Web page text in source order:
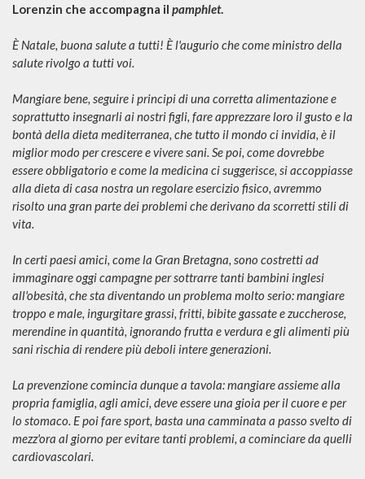
Lorenzin che accompagna il pamphlet.
È Natale, buona salute a tutti! È l'augurio che come ministro della
salute rivolgo a tutti voi.
Mangiare bene, seguire i principi di una corretta alimentazione e
soprattutto insegnarli ai nostri figli, fare apprezzare loro il gusto e la
bontà della dieta mediterranea, che tutto il mondo ci invidia, è il
miglior modo per crescere e vivere sani. Se poi, come dovrebbe
essere obbligatorio e come la medicina ci suggerisce, si accoppiasse
alla dieta di casa nostra un regolare esercizio fisico, avremmo
risolto una gran parte dei problemi che derivano da scorretti stili di
vita.
In certi paesi amici, come la Gran Bretagna, sono costretti ad
immaginare oggi campagne per sottrarre tanti bambini inglesi
all'obesità, che sta diventando un problema molto serio: mangiare
troppo e male, ingurgitare grassi, fritti, bibite gassate e zuccherose,
merendine in quantità, ignorando frutta e verdura e gli alimenti più
sani rischia di rendere più deboli intere generazioni.
La prevenzione comincia dunque a tavola: mangiare assieme alla
propria famiglia, agli amici, deve essere una gioia per il cuore e per
lo stomaco. E poi fare sport, basta una camminata a passo svelto di
mezz'ora al giorno per evitare tanti problemi, a cominciare da quelli
cardiovascolari.